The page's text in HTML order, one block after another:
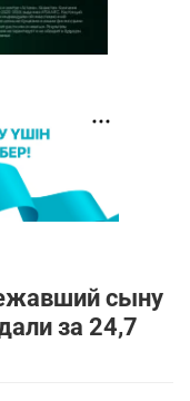
сыну
за 24,7